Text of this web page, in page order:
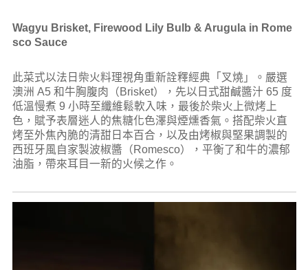
Wagyu Brisket, Firewood Lily Bulb & Arugula in Rome
sco Sauce
此菜式以法日柴火料理視角重新詮釋經典「叉燒」。嚴選
澳洲 A5 和牛胸腹肉（Brisket），先以日式甜鹹醬汁 65 度
低溫慢煮 9 小時至纖維鬆軟入味，最後於柴火上微烤上
色，賦予表層迷人的焦糖化色澤與煙燻香氣。搭配柴火直
烤至外焦內脆的清甜日本百合，以及由烤椒與堅果調製的
西班牙風自家製波椒醬（Romesco），平衡了和牛的濃郁
油脂，帶來耳目一新的火候之作。